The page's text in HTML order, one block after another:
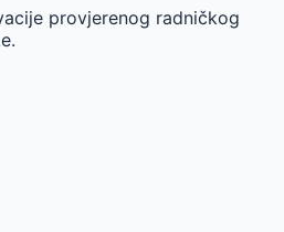
provjerenog radničkog